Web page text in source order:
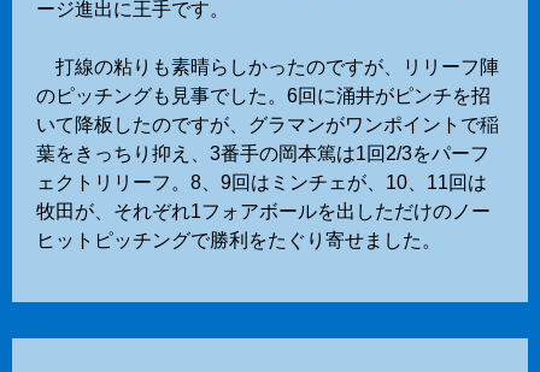
ージ進出に王手です。
打線の粘りも素晴らしかったのですが、リリーフ陣
のピッチングも見事でした。6回に涌井がピンチを招
いて降板したのですが、グラマンがワンポイントで稲
葉をきっちり抑え、3番手の岡本篤は1回2/3をパーフ
ェクトリリーフ。8、9回はミンチェが、10、11回は
牧田が、それぞれ1フォアボールを出しただけのノー
ヒットピッチングで勝利をたぐり寄せました。